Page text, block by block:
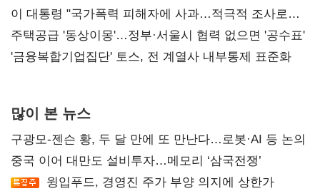
총선 지휘 못해"
이 대통령 "국가폭력 피해자에 사과…적극적 조사로
진실 밝혀야"
주택공급 '동상이몽'…정부·서울시 협력 없으면 '공수표'
'금융복합기업집단' 토스, 전 계열사 내부통제 표준화
많이 본 뉴스
구광모-젠슨 황, 두 달 만에 또 만난다…로봇·AI 등 논의
중국 이어 대만도 설비투자…메모리 ‘삼국전쟁’
윙입푸드, 경영진 주가 부양 의지에 상한가